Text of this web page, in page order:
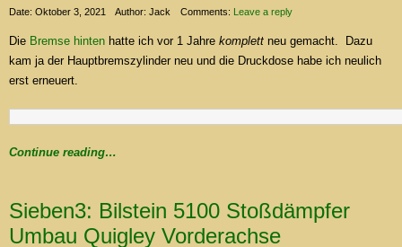
Date: Oktober 3, 2021 Author: Jack Comments: Leave a reply
Die Bremse hinten hatte ich vor 1 Jahre komplett neu gemacht. Dazu
kam ja der Hauptbremszylinder neu und die Druckdose habe ich neulich
erst erneuert.
Continue reading…
Sieben3: Bilstein 5100 Stoßdämpfer
Umbau Quigley Vorderachse